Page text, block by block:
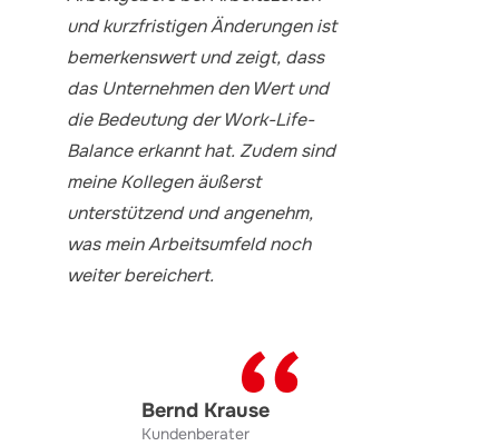
und kurzfristigen Änderungen ist
bemerkenswert und zeigt, dass
das Unternehmen den Wert und
die Bedeutung der Work-Life-
Balance erkannt hat. Zudem sind
meine Kollegen äußerst
unterstützend und angenehm,
was mein Arbeitsumfeld noch
weiter bereichert.
Bernd Krause
Kundenberater